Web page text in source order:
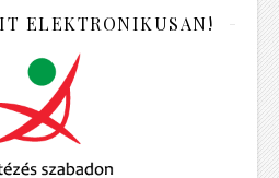
ELEKTRONIKUSAN!